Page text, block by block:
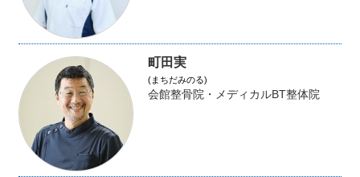
町田実
(まちだみのる)
会館整骨院・メディカルBT整体院